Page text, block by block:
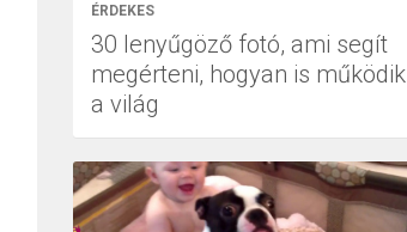
ÉRDEKES
30 lenyűgöző fotó, ami segít
megérteni, hogyan is működik
a világ